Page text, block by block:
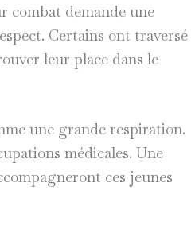
combat demande une
Certains ont traversé
leur place dans le
une grande respiration.
médicales. Une
ces jeunes